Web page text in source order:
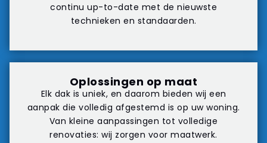
continu up-to-date met de nieuwste
technieken en standaarden.
Oplossingen op maat
Elk dak is uniek, en daarom bieden wij een
aanpak die volledig afgestemd is op uw woning.
Van kleine aanpassingen tot volledige
renovaties: wij zorgen voor maatwerk.